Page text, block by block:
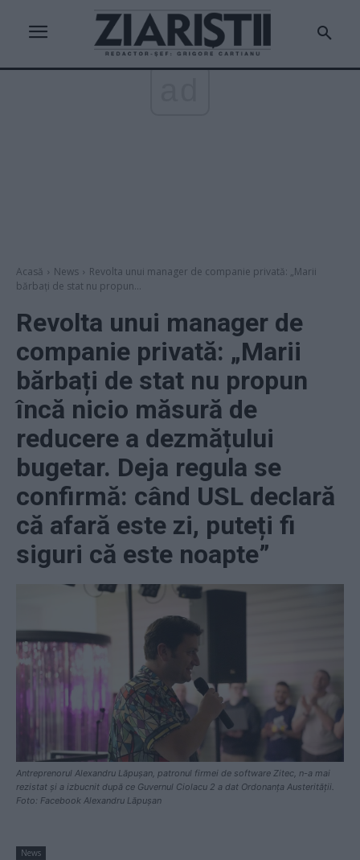
Acasă News
Revolta unui manager de companie privată: „Marii
bărbați de stat nu propun...
Revolta unui manager de
companie privată: „Marii
bărbați de stat nu propun
încă nicio măsură de
reducere a dezmățului
bugetar. Deja regula se
confirmă: când USL declară
că afară este zi, puteți fi
siguri că este noapte”
Antreprenorul Alexandru Lăpușan, patronul firmei de software Zitec, n-a mai
rezistat și a izbucnit după ce Guvernul Ciolacu 2 a dat Ordonanța Austerității.
Foto: Facebook Alexandru Lăpușan
News